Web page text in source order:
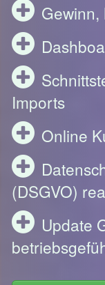
Gewinn,
Imports
Online
(DSGVO)
Update